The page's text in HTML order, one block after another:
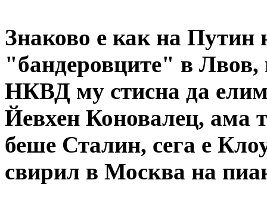
Знаково е как на Путин
"бандеровците" в Лвов,
НКВД му стисна да
Йевхен Коновалец, ама
беше Сталин, сега е
свирил в Москва на